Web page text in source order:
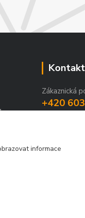
Zákaznická
+420
informace